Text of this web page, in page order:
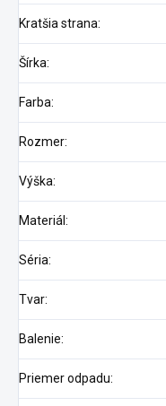
Kratšia strana:
Šírka:
Farba:
Rozmer:
Výška:
Materiál:
Séria:
Tvar:
Balenie:
Priemer odpadu: